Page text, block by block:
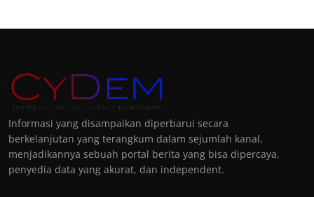
Informasi yang disampaikan diperbarui secara
berkelanjutan yang terangkum dalam sejumlah kanal,
menjadikannya sebuah portal berita yang bisa dipercaya,
penyedia data yang akurat, dan independent.